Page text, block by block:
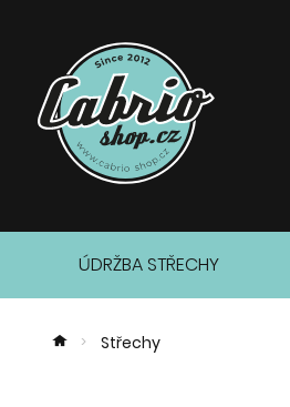
ÚDRŽBA STŘECHY
> Střechy